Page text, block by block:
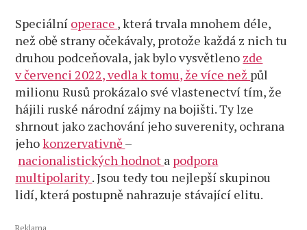
Speciální operace , která trvala mnohem déle,
než obě strany očekávaly, protože každá z nich tu
druhou podceňovala, jak bylo vysvětleno zde
v červenci 2022, vedla k tomu, že více než půl
milionu Rusů prokázalo své vlastenectví tím, že
hájili ruské národní zájmy na bojišti. Ty lze
shrnout jako zachování jeho suverenity, ochrana
jehokonzervativně–
nacionalistickýchhodnot a podpora
multipolarity. Jsou tedy tou nejlepší skupinou
lidí, která postupně nahrazuje stávající elitu.
Reklama